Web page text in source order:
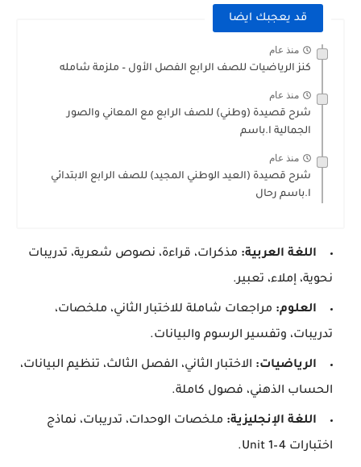
قد يعجبك ايضا
منذ عام
كنز الرياضيات للصف الرابع الفصل الأول – ملزمة شامله
منذ عام
شرح قصيدة (وطني) للصف الرابع مع المعاني والصور
الجمالية ا.باسم
منذ عام
شرح قصيدة (العيد الوطني المجيد) للصف الرابع الابتدائي
ا.باسم رحال
اللغة العربية: مذكرات، قراءة، نصوص شعرية، تدريبات
نحوية، إملاء، تعبير.
العلوم: مراجعات شاملة للاختبار الثاني، ملخصات،
تدريبات، وتفسير الرسوم والبيانات.
الرياضيات: الاختبار الثاني، الفصل الثالث، تنظيم البيانات،
الحساب الذهني، فصول كاملة.
اللغة الإنجليزية: ملخصات الوحدات، تدريبات، نماذج
اختبارات Unit 1–4.